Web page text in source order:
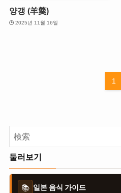
양갱 (羊羹)
2025년 11월 16일
1
둘러보기
📚 일본 음식 가이드